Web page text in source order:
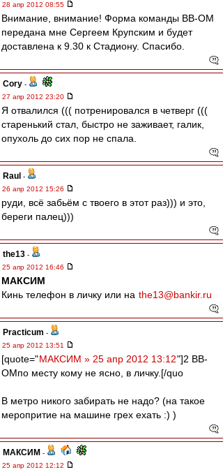
28 апр 2012 08:55
Внимание, внимание! Форма команды ВВ-ОМ
передана мне Сергеем Крупским и будет
доставлена к 9.30 к Стадиону. Спасибо.
Cory -
27 апр 2012 23:20
Я отвалился ((( потренировался в четверг (((
старенький стал, быстро не заживает, галик,
опухоль до сих пор не спала.
Raul -
26 апр 2012 15:26
руди, всё забьём с твоего в этот раз))) и это,
береги палец)))
the13 -
25 апр 2012 16:46
МАКСИМ
Кинь телефон в личку или на the13@bankir.ru
Practicum -
25 апр 2012 13:51
[quote="МАКСИМ » 25 апр 2012 13:12"]2 ВВ-
ОМпо месту кому не ясно, в личку.[/quo
В метро никого забирать не надо? (на такое
меропритие на машине грех ехать :) )
МАКСИМ -
25 апр 2012 12:12